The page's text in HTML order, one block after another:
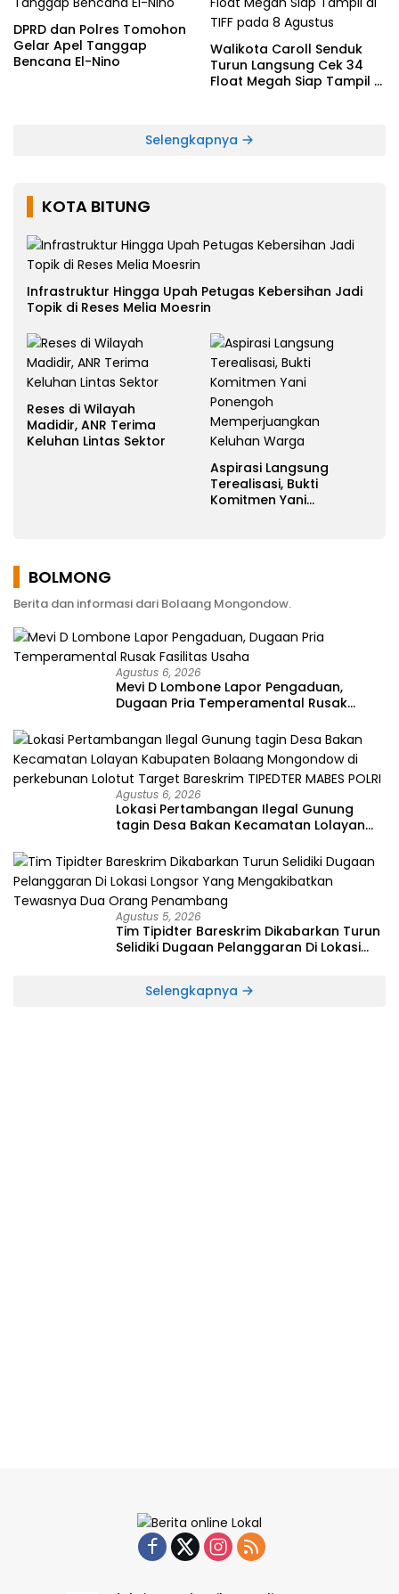
DPRD dan Polres Tomohon
Gelar Apel Tanggap
Bencana El-Nino
Walikota Caroll Senduk
Turun Langsung Cek 34
Float Megah Siap Tampil di
Selengkapnya
KOTA BITUNG
Infrastruktur Hingga Upah Petugas Kebersihan Jadi
Topik di Reses Melia Moesrin
Reses di Wilayah
Madidir, ANR Terima
Keluhan Lintas Sektor
Aspirasi Langsung
Terealisasi, Bukti
Komitmen Yani
BOLMONG
Berita dan informasi dari Bolaang Mongondow.
Agustus 6, 2026
Mevi D Lombone Lapor Pengaduan,
Dugaan Pria Temperamental Rusak
Agustus 6, 2026
Lokasi Pertambangan Ilegal Gunung
tagin Desa Bakan Kecamatan Lolayan
perkebunan Lolotut Target Bareskrim
TIPEDTER MABES POLRI
Agustus 5, 2026
Tim Tipidter Bareskrim Dikabarkan Turun
Selidiki Dugaan Pelanggaran Di Lokasi
Selengkapnya